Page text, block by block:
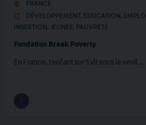
FRANCE
DÉVELOPPEMENT , EDUCATION , EMPLOI
INSERTION , JEUNES, PAUVRETÉ
Fondation Break Poverty
En France, 1 enfant sur 5 vit sous le seuil…